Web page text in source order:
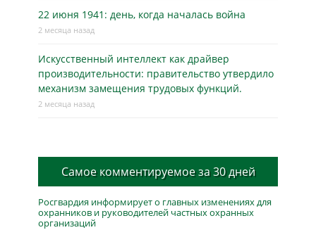
22 июня 1941: день, когда началась война
2 месяца назад
Искусственный интеллект как драйвер
производительности: правительство утвердило
механизм замещения трудовых функций.
2 месяца назад
Самое комментируемое за 30 дней
Росгвардия информирует о главных изменениях для
охранников и руководителей частных охранных
организаций